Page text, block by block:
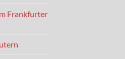
Frankfurter